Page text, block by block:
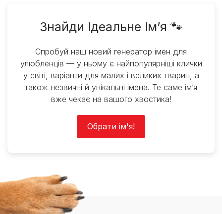
Знайди ідеальне ім’я 🐾
Спробуй наш новий генератор імен для
улюбленців — у ньому є найпопулярніші клички
у світі, варіанти для малих і великих тварин, а
також незвичні й унікальні імена. Те саме ім’я
вже чекає на вашого хвостика!
Обрати ім'я!